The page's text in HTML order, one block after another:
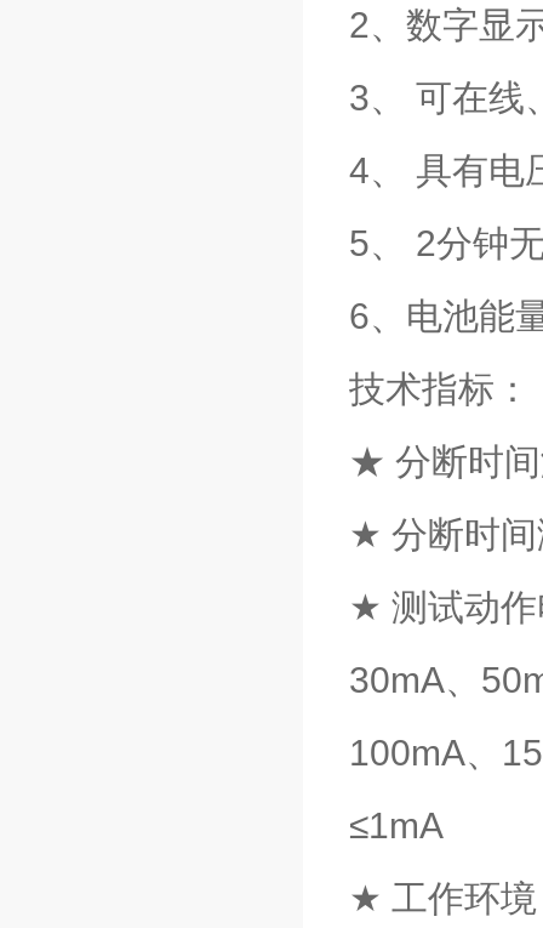
2、数字显
3、 可在线
4、 具有电
5、 2分钟
6、电池能
技术指标：
★ 分断时
★ 分断时间
★ 测试动
30mA、
100mA、
≤1mA
★ 工作环境